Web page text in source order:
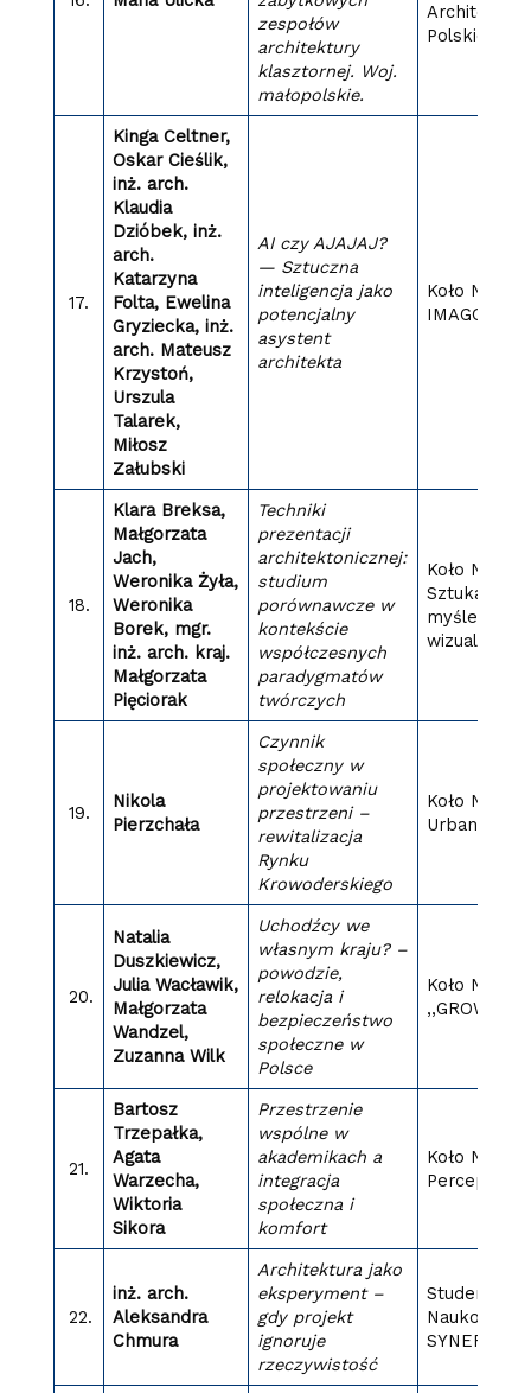
zespołów
architektury
klasztornej. Woj.
małopolskie.
Architektury
Polskiej
17.
Kinga Celtner,
Oskar Cieślik,
inż. arch.
Klaudia
Dzióbek, inż.
arch.
Katarzyna
Folta, Ewelina
Gryziecka, inż.
arch. Mateusz
Krzystoń,
Urszula
Talarek,
Miłosz
Załubski
AI czy AJAJAJ?
— Sztuczna
inteligencja jako
potencjalny
asystent
architekta
Koło
IMAGO
18.
Klara Breksa,
Małgorzata
Jach,
Weronika Żyła,
Weronika
Borek, mgr.
inż. arch. kraj.
Małgorzata
Pięciorak
Techniki
prezentacji
architektonicznej:
studium
porównawcze w
kontekście
współczesnych
paradygmatów
twórczych
Koło
Sztuka –
myślenie
wizualne
19.
Nikola
Pierzchała
Czynnik
społeczny w
projektowaniu
przestrzeni –
rewitalizacja
Rynku
Krowoderskiego
Koło
Urban Lab
20.
Natalia
Duszkiewicz,
Julia Wacławik,
Małgorzata
Wandzel,
Zuzanna Wilk
Uchodźcy we
własnym kraju? –
powodzie,
relokacja i
bezpieczeństwo
społeczne w
Polsce
Koło
,,GROW”
21.
Bartosz
Trzepałka,
Agata
Warzecha,
Wiktoria
Sikora
Przestrzenie
wspólne w
akademikach a
integracja
społeczna i
komfort
Koło
PercepcjA
22.
inż. arch.
Aleksandra
Chmura
Architektura jako
eksperyment –
gdy projekt
ignoruje
rzeczywistość
Studenckie
Naukowe
SYNERGIA